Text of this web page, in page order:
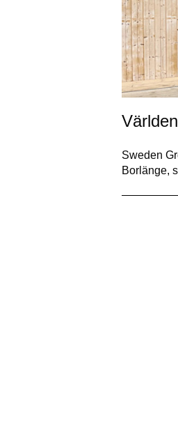
Sweden
Borlänge,